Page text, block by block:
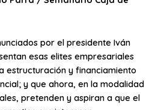
por el presidente Iván
esas elites empresariales
estructuración y financiamiento
y que ahora, en la modalidad
pretenden y aspiran a que el